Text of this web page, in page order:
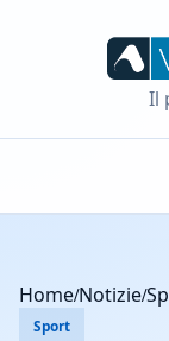
Il
Home/Notizie/
Sport